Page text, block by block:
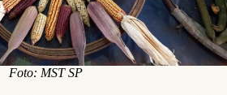
Foto: MST SP